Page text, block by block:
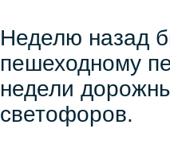
Неделю назад
пешеходному
недели
светофоров.